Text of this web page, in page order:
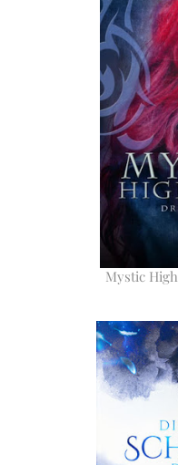
Mystic